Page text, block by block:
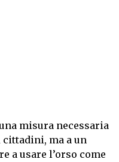
misura necessaria
ma a un
a usare l’orso come